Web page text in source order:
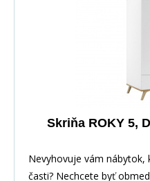
Skriňa ROKY 5,
Nevyhovuje vám nábytok,
časti? Nechcete byť